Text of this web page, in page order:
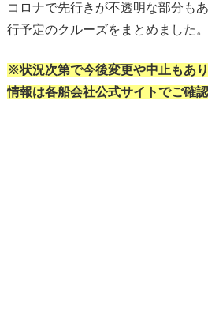
コロナで先行きが不透明な部分も
行予定のクルーズをまとめました。
※状況次第で今後変更や中止もあ
情報は各船会社公式サイトでご確認